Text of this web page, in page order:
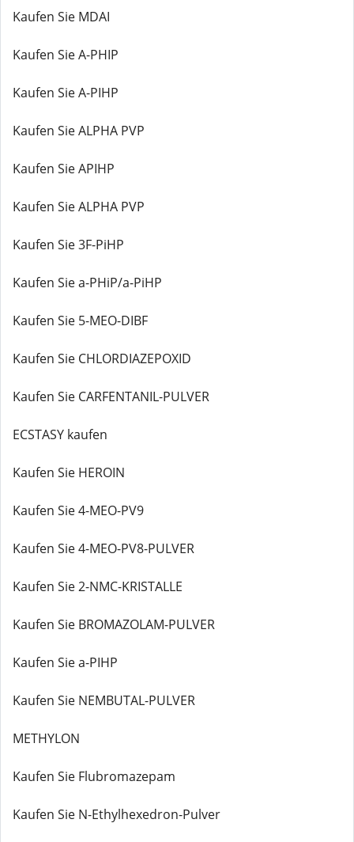
Kaufen Sie MDAI
Kaufen Sie A-PHIP
Kaufen Sie A-PIHP
Kaufen Sie ALPHA PVP
Kaufen Sie APIHP
Kaufen Sie ALPHA PVP
Kaufen Sie 3F-PiHP
Kaufen Sie a-PHiP/a-PiHP
Kaufen Sie 5-MEO-DIBF
Kaufen Sie CHLORDIAZEPOXID
Kaufen Sie CARFENTANIL-PULVER
ECSTASY kaufen
Kaufen Sie HEROIN
Kaufen Sie 4-MEO-PV9
Kaufen Sie 4-MEO-PV8-PULVER
Kaufen Sie 2-NMC-KRISTALLE
Kaufen Sie BROMAZOLAM-PULVER
Kaufen Sie a-PIHP
Kaufen Sie NEMBUTAL-PULVER
METHYLON
Kaufen Sie Flubromazepam
Kaufen Sie N-Ethylhexedron-Pulver